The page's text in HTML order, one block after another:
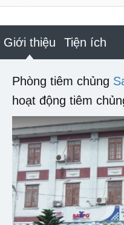
Giới thiệu Tiện ích
Phòng tiêm chủng
hoạt động tiêm